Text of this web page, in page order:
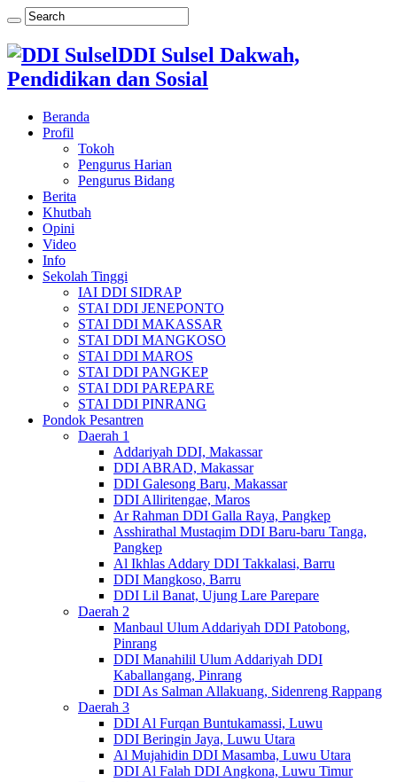
DDI Sulsel Dakwah,
Pendidikan dan Sosial
Beranda
Profil
Tokoh
Pengurus Harian
Pengurus Bidang
Berita
Khutbah
Opini
Video
Info
Sekolah Tinggi
IAI DDI SIDRAP
STAI DDI JENEPONTO
STAI DDI MAKASSAR
STAI DDI MANGKOSO
STAI DDI MAROS
STAI DDI PANGKEP
STAI DDI PAREPARE
STAI DDI PINRANG
Pondok Pesantren
Daerah 1
Addariyah DDI, Makassar
DDI ABRAD, Makassar
DDI Galesong Baru, Makassar
DDI Alliritengae, Maros
Ar Rahman DDI Galla Raya, Pangkep
Asshirathal Mustaqim DDI Baru-baru Tanga,
Pangkep
Al Ikhlas Addary DDI Takkalasi, Barru
DDI Mangkoso, Barru
DDI Lil Banat, Ujung Lare Parepare
Daerah 2
Manbaul Ulum Addariyah DDI Patobong,
Pinrang
DDI Manahilil Ulum Addariyah DDI
Kaballangang, Pinrang
DDI As Salman Allakuang, Sidenreng Rappang
Daerah 3
DDI Al Furqan Buntukamassi, Luwu
DDI Beringin Jaya, Luwu Utara
Al Mujahidin DDI Masamba, Luwu Utara
DDI Al Falah DDI Angkona, Luwu Timur